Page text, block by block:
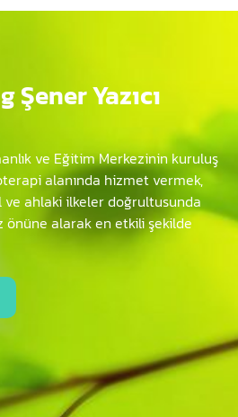
Şener Yazıcı
ve Eğitim Merkezinin kuruluş
alanında hizmet vermek,
ahlaki ilkeler doğrultusunda
önüne alarak en etkili şekilde